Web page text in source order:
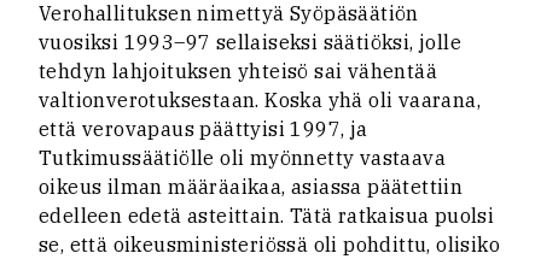
Verohallituksen nimettyä Syöpäsäätiön
vuosiksi 1993–97 sellaiseksi säätiöksi, jolle
tehdyn lahjoituksen yhteisö sai vähentää
valtionverotuksestaan. Koska yhä oli vaarana,
että verovapaus päättyisi 1997, ja
Tutkimussäätiölle oli myönnetty vastaava
oikeus ilman määräaikaa, asiassa päätettiin
edelleen edetä asteittain. Tätä ratkaisua puolsi
se, että oikeusministeriössä oli pohdittu, olisiko